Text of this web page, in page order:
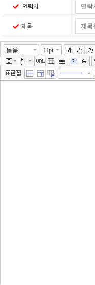
연락처
제목
돋움 11pt